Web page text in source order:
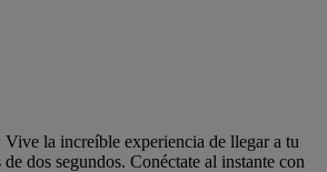
Vive la increíble experiencia de llegar a tu
dos segundos. Conéctate al instante con